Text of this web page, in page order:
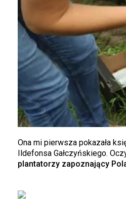
Ona mi pierwsza pokazała
Ildefonsa Gałczyńskiego.
plantatorzy zapoznający